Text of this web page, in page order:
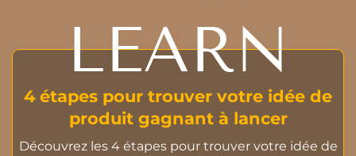
LEARN
4 étapes pour trouver votre idée de
produit gagnant à lancer
Découvrez les 4 étapes pour trouver votre idée de